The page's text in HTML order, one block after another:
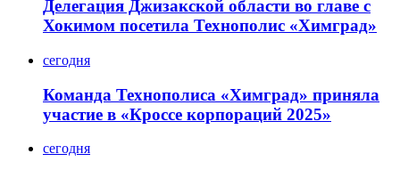
Делегация Джизакской области во главе с
Хокимом посетила Технополис «Химград»
сегодня
Команда Технополиса «Химград» приняла
участие в «Кроссе корпораций 2025»
сегодня